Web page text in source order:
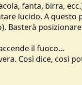
fanta, birra,
lucido. A questo
posizionare
il fuoco…
Così dice, così